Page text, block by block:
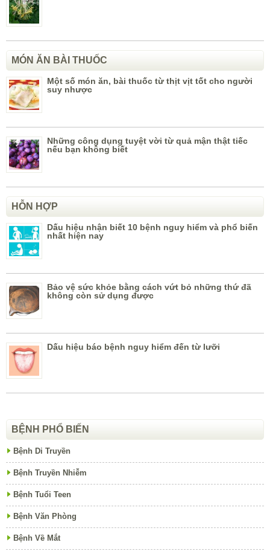
MÓN ĂN BÀI THUỐC
Một số món ăn, bài thuốc từ thịt vịt tốt cho người
suy nhược
Những công dụng tuyệt vời từ quả mận thật tiếc
nếu bạn không biết
HỖN HỢP
Dấu hiệu nhận biết 10 bệnh nguy hiểm và phổ biến
nhất hiện nay
Bảo vệ sức khỏe bằng cách vứt bỏ những thứ đã
không còn sử dụng được
Dấu hiệu báo bệnh nguy hiểm đến từ lưỡi
BỆNH PHỔ BIẾN
Bệnh Di Truyền
Bệnh Truyền Nhiễm
Bệnh Tuổi Teen
Bệnh Văn Phòng
Bệnh Về Mắt